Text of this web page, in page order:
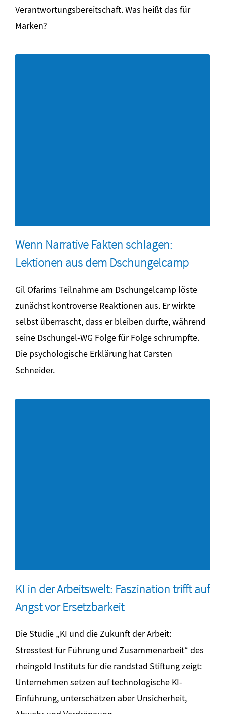
Verantwortungsbereitschaft. Was heißt das für
Marken?
Wenn Narrative Fakten schlagen:
Lektionen aus dem Dschungelcamp
Gil Ofarims Teilnahme am Dschungelcamp löste
zunächst kontroverse Reaktionen aus. Er wirkte
selbst überrascht, dass er bleiben durfte, während
seine Dschungel-WG Folge für Folge schrumpfte.
Die psychologische Erklärung hat Carsten
Schneider.
KI in der Arbeitswelt: Faszination trifft auf
Angst vor Ersetzbarkeit
Die Studie „KI und die Zukunft der Arbeit:
Stresstest für Führung und Zusammenarbeit“ des
rheingold Instituts für die randstad Stiftung zeigt:
Unternehmen setzen auf technologische KI-
Einführung, unterschätzen aber Unsicherheit,